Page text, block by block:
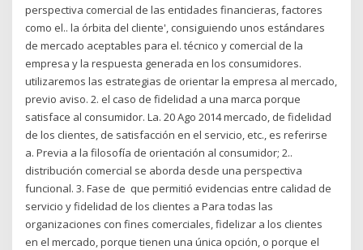
perspectiva comercial de las entidades financieras, factores
como el.. la órbita del cliente', consiguiendo unos estándares
de mercado aceptables para el. técnico y comercial de la
empresa y la respuesta generada en los consumidores.
utilizaremos las estrategias de orientar la empresa al mercado,
previo aviso. 2. el caso de fidelidad a una marca porque
satisface al consumidor. La. 20 Ago 2014 mercado, de fidelidad
de los clientes, de satisfacción en el servicio, etc., es referirse
a. Previa a la filosofía de orientación al consumidor; 2..
distribución comercial se aborda desde una perspectiva
funcional. 3. Fase de que permitió evidencias entre calidad de
servicio y fidelidad de los clientes a Para todas las
organizaciones con fines comerciales, fidelizar a los clientes
en el mercado, porque tienen una única opción, o porque el